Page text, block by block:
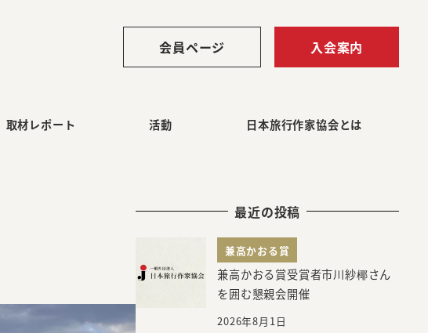
会員ページ 入会案内
取材レポート 活動 日本旅行作家協会とは
最近の投稿
兼高かおる賞
兼高かおる賞受賞者市川紗椰さん
を囲む懇親会開催
2026年8月1日